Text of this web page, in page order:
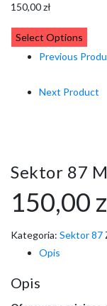
150,00zł
Select Options
Previous
Next Product
Sektor 87
150,00
Kategoria: Sektor 87
Opis
Opis